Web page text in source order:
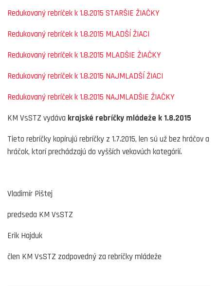
Redukovaný rebríček k 1.8.2015 STARŠIE ŽIAČKY
Redukovaný rebríček k 1.8.2015 MLADŠÍ ŽIACI
Redukovaný rebríček k 1.8.2015 MLADŠIE ŽIAČKY
Redukovaný rebríček k 1.8.2015 NAJMLADŠÍ ŽIACI
Redukovaný rebríček k 1.8.2015 NAJMLADŠIE ŽIAČKY
KM VsSTZ vydáva krajské rebríčky mládeže k 1.8.2015
Tieto rebríčky kopírujú rebríčky z 1.7.2015, len sú už bez hráčov a
hráčok, ktorí prechádzajú do vyšších vekovúch kategórií.
Vladimír Pištej
predseda KM VsSTZ
Erik Hajduk
člen KM VsSTZ zodpovedný za rebríčky mládeže